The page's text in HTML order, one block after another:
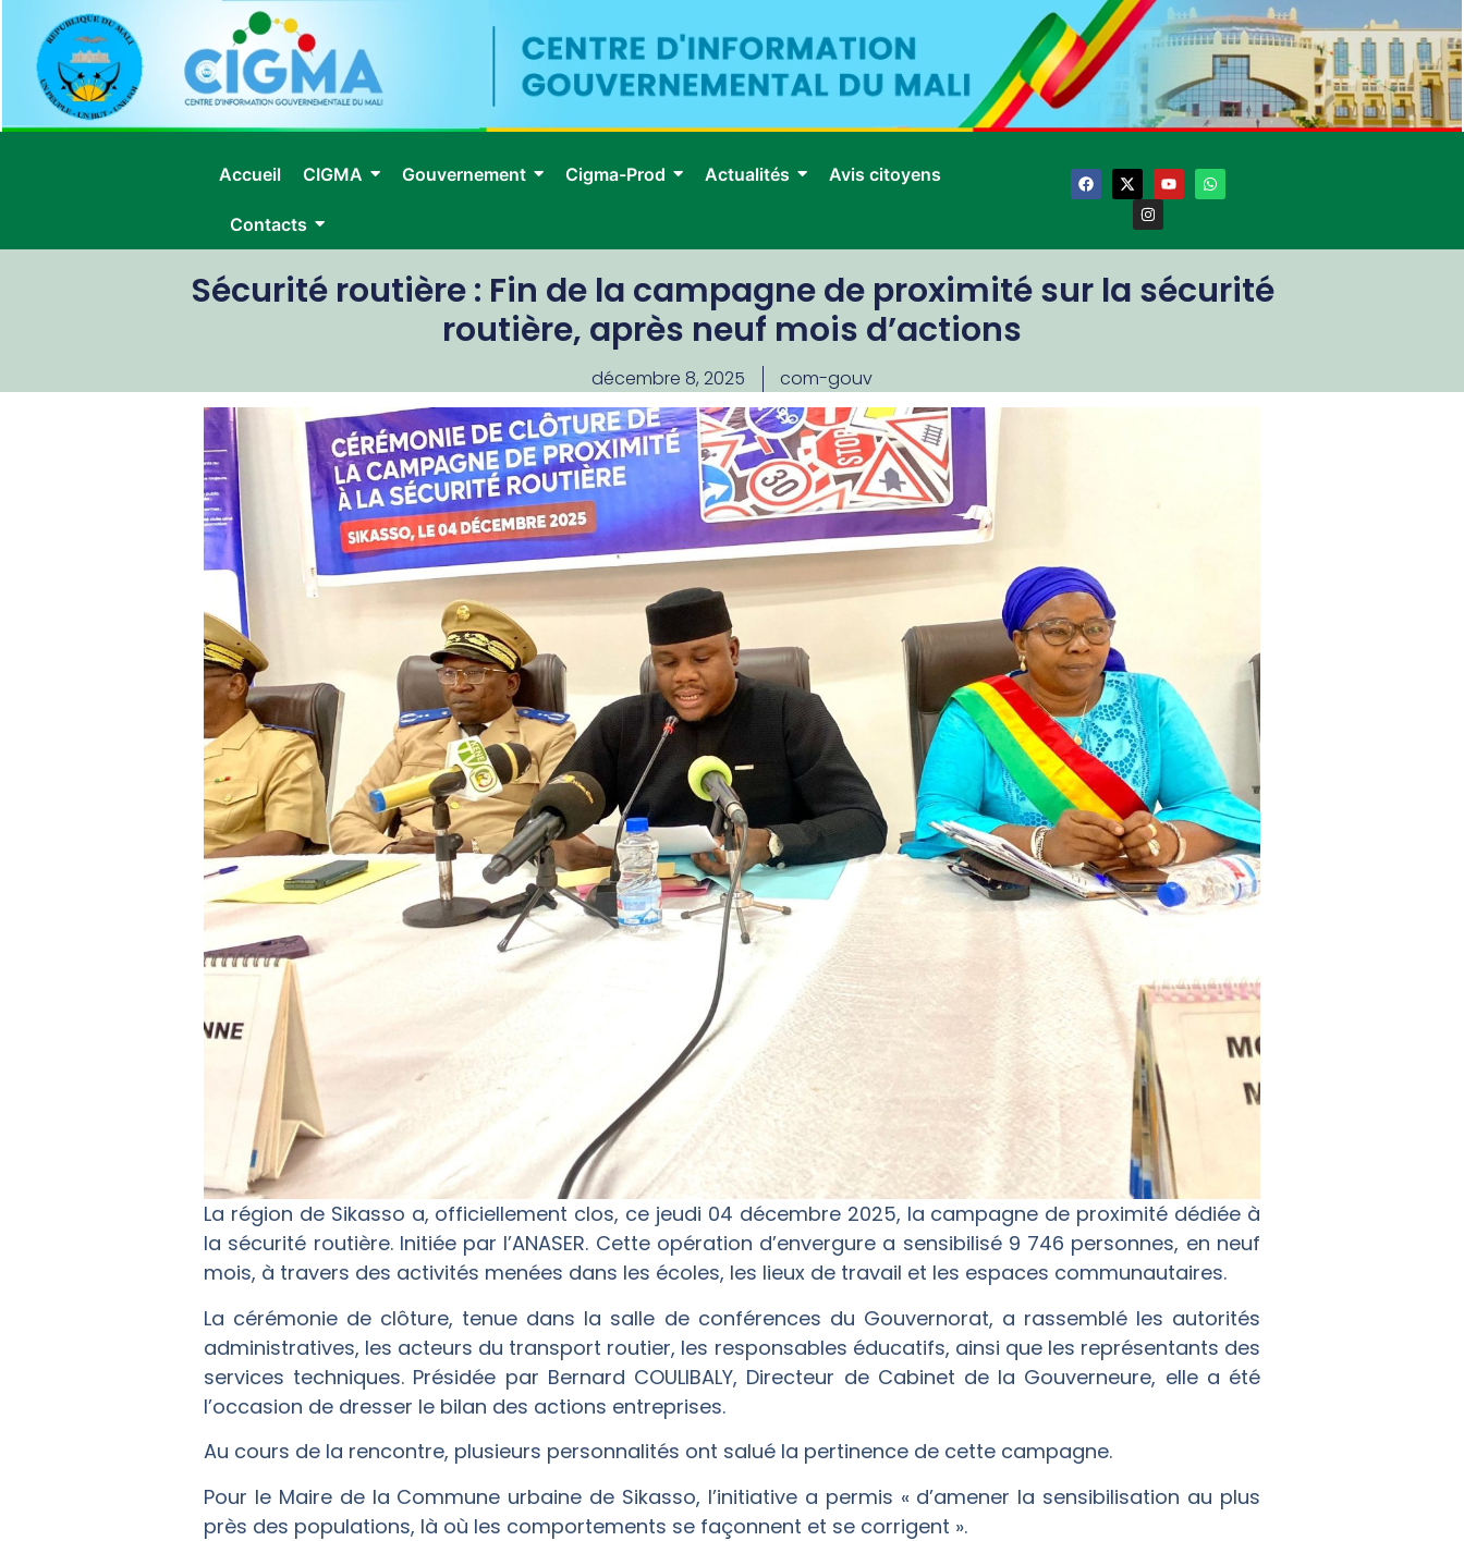
Accueil CIGMA Gouvernement Cigma-Prod Actualités Avis citoyens
Contacts
Sécurité routière : Fin de la campagne de proximité sur la sécurité
routière, après neuf mois d’actions
décembre 8, 2025 com-gouv
La région de Sikasso a, officiellement clos, ce jeudi 04 décembre 2025, la campagne de proximité dédiée à
la sécurité routière. Initiée par l’ANASER. Cette opération d’envergure a sensibilisé 9 746 personnes, en neuf
mois, à travers des activités menées dans les écoles, les lieux de travail et les espaces communautaires.
La cérémonie de clôture, tenue dans la salle de conférences du Gouvernorat, a rassemblé les autorités
administratives, les acteurs du transport routier, les responsables éducatifs, ainsi que les représentants des
services techniques. Présidée par Bernard COULIBALY, Directeur de Cabinet de la Gouverneure, elle a été
l’occasion de dresser le bilan des actions entreprises.
Au cours de la rencontre, plusieurs personnalités ont salué la pertinence de cette campagne.
Pour le Maire de la Commune urbaine de Sikasso, l’initiative a permis « d’amener la sensibilisation au plus
près des populations, là où les comportements se façonnent et se corrigent ».